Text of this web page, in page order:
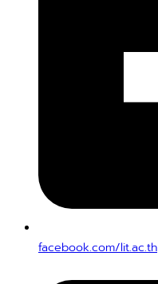
facebook.com/lit.ac.th